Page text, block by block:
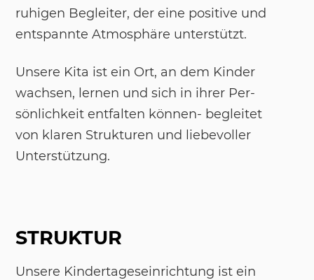
ru­hi­gen Be­glei­ter, der eine po­si­ti­ve und
ent­spann­te At­mo­s­phä­re un­ter­s­tützt.
Un­se­re Kita ist ein Ort, an dem Kin­der
wach­sen, ler­nen und sich in ih­rer Per­
sön­lich­keit ent­fal­ten kön­nen- be­glei­tet
von kla­ren Struk­tu­ren und lie­be­vol­ler
Un­ter­s­tüt­zung.
STRUKTUR
Un­se­re Kin­der­ta­ges­ein­rich­tung ist ein